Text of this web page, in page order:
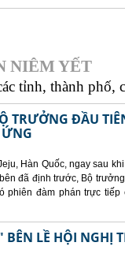
NIÊM YẾT
tỉnh, thành phố,
TRƯỞNG ĐẦU
Hàn Quốc, ngay sau
đã định trước, Bộ
phiên đàm phán trực
BÊN LỀ HỘI